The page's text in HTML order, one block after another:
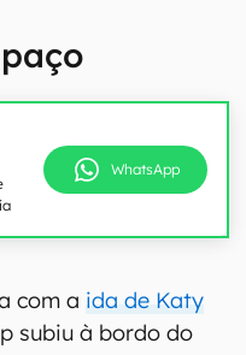
WhatsApp
com a ida de Katy
subiu à bordo do